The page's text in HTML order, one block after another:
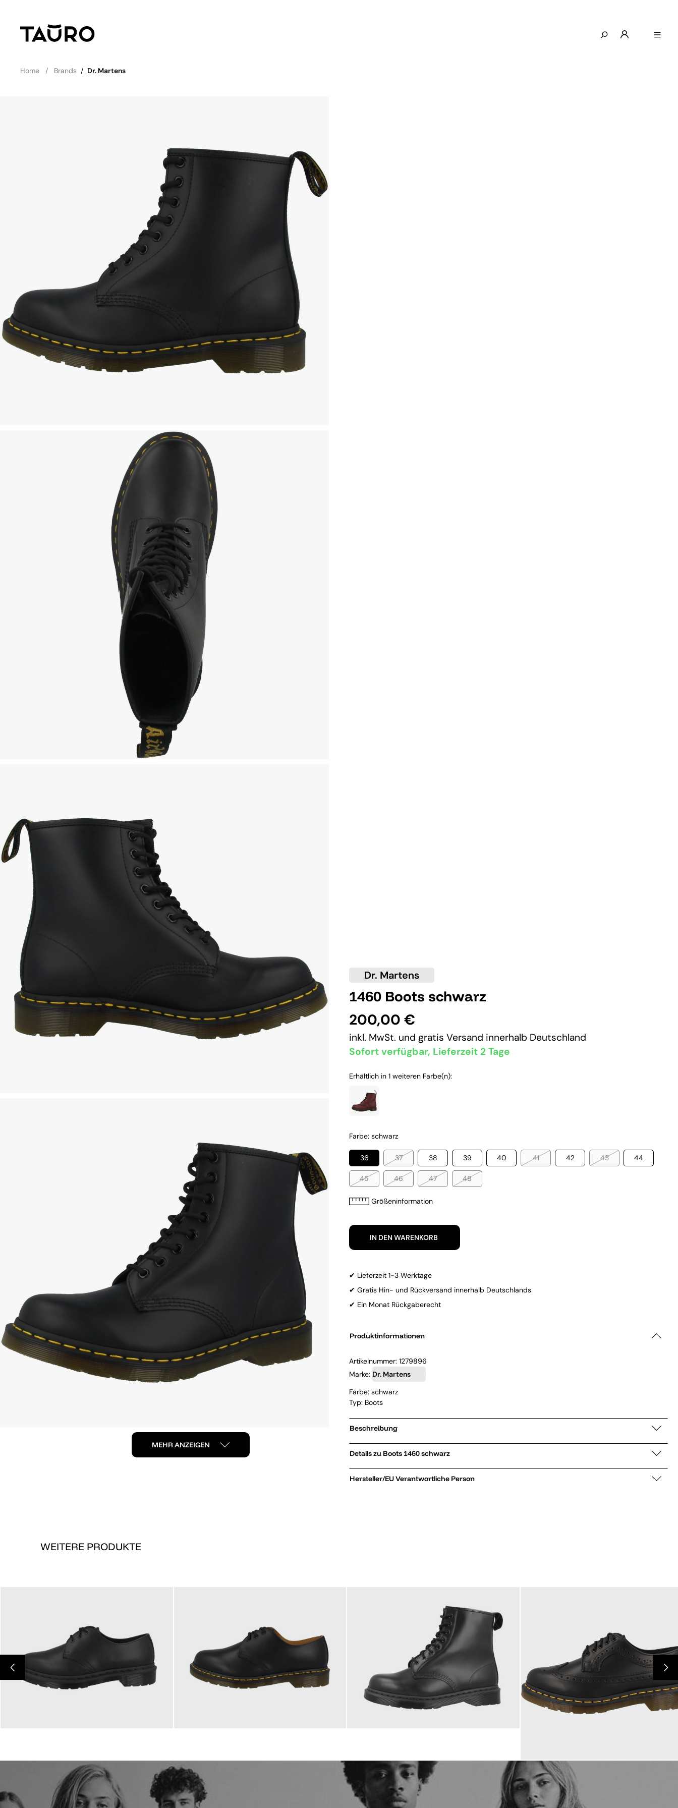
Home Brands / Dr. Martens
MEHR ANZEIGEN
Dr. Martens
1460 Boots schwarz
200,00 €
inkl. MwSt. und gratis Versand innerhalb Deutschland
Sofort verfügbar, Lieferzeit 2 Tage
Erhältlich in 1 weiteren Farbe(n):
Farbe: schwarz
36 37 38 39 40 41 42 43 44
45 46 47 48
Größeninformation
IN DEN WARENKORB
✔ Lieferzeit 1-3 Werktage
✔ Gratis Hin- und Rückversand innerhalb Deutschlands
✔ Ein Monat Rückgaberecht
Produktinformationen
Artikelnummer: 1279896
Marke: Dr. Martens
Farbe: schwarz
Typ: Boots
Beschreibung
Details zu Boots 1460 schwarz
Hersteller/EU Verantwortliche Person
WEITERE PRODUKTE